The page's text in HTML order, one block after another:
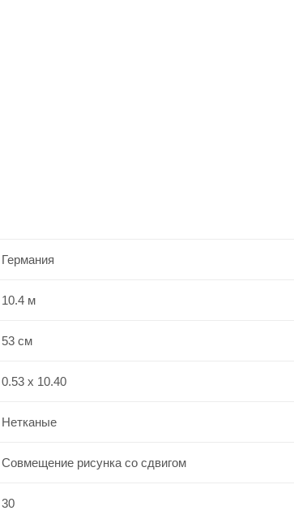
Германия
10.4 м
53 см
0.53 х 10.40
Нетканые
Совмещение рисунка со сдвигом
30